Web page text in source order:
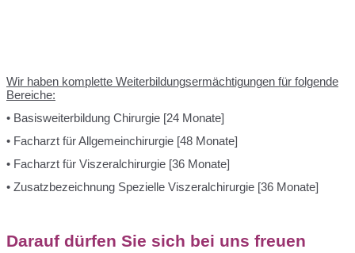
Wir haben komplette Weiterbildungsermächtigungen für folgende
Bereiche:
• Basisweiterbildung Chirurgie [24 Monate]
• Facharzt für Allgemeinchirurgie [48 Monate]
• Facharzt für Viszeralchirurgie [36 Monate]
• Zusatzbezeichnung Spezielle Viszeralchirurgie [36 Monate]
Darauf dürfen Sie sich bei uns freuen